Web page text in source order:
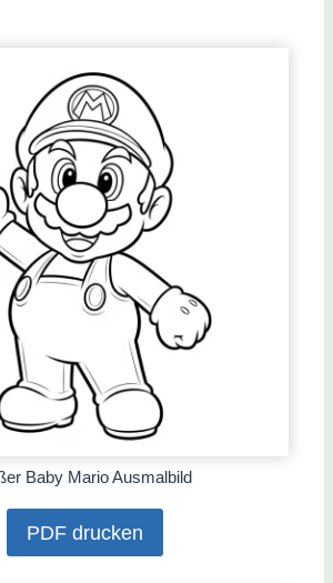
Baby Mario Ausmalbild
PDF drucken